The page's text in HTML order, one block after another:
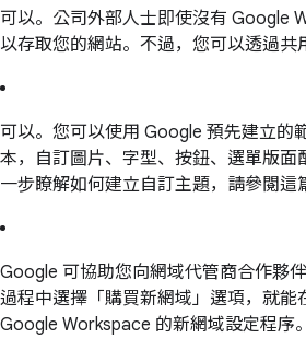
可以。公司外部人士即使沒有 Google
以存取您的網站。不過，您可以透過共
可以。您可以使用 Google 預先建立的
本，自訂圖片、字型、按鈕、選單版面
一步瞭解如何建立自訂主題，請參閱這
Google 可協助您向網域代管商合作夥
過程中選擇「購買新網域」選項，就能
Google Workspace 的新網域設定程序。